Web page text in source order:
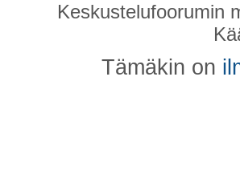
Keskustelufoorumin
Tämäkin on